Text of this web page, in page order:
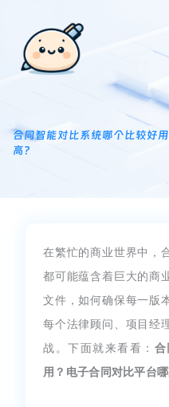
合同智能对比系统哪个比较好
高？
在繁忙的商业世界中，
都可能蕴含着巨大的商
文件，如何确保每一版
每个法律顾问、项目经
战。下面就来看看： 合
用？电子合同对比平台